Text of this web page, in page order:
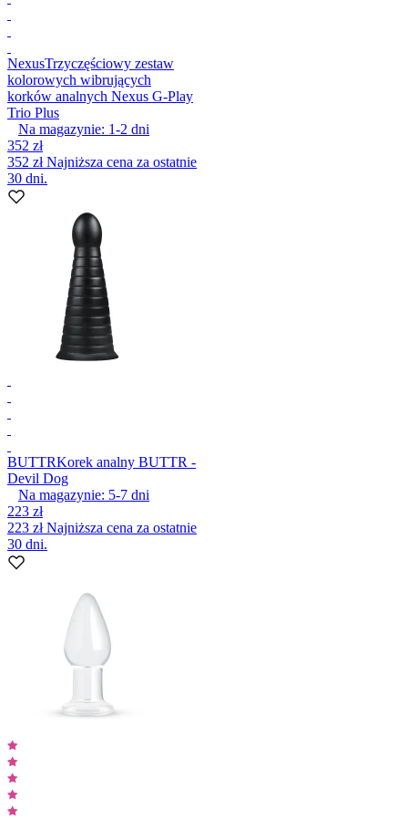
NexusTrzyczęściowy zestaw
kolorowych wibrujących
korków analnych Nexus G-Play
Trio Plus
Na magazynie: 1-2 dni
352 zł
352 złNajniższa cena za ostatnie
30 dni.
BUTTRKorek analny BUTTR -
Devil Dog
Na magazynie: 5-7 dni
223 zł
223 złNajniższa cena za ostatnie
30 dni.